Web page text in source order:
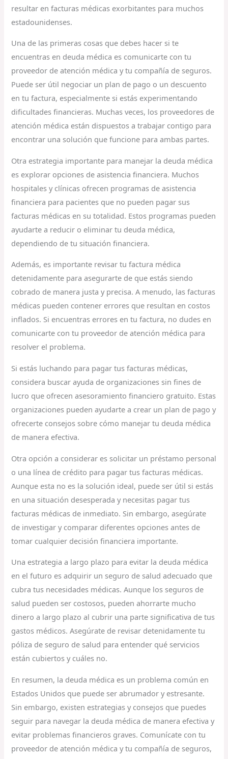
resultar en facturas médicas exorbitantes para muchos
estadounidenses.
Una de las primeras cosas que debes hacer si te
encuentras en deuda médica es comunicarte con tu
proveedor de atención médica y tu compañía de seguros.
Puede ser útil negociar un plan de pago o un descuento
en tu factura, especialmente si estás experimentando
dificultades financieras. Muchas veces, los proveedores de
atención médica están dispuestos a trabajar contigo para
encontrar una solución que funcione para ambas partes.
Otra estrategia importante para manejar la deuda médica
es explorar opciones de asistencia financiera. Muchos
hospitales y clínicas ofrecen programas de asistencia
financiera para pacientes que no pueden pagar sus
facturas médicas en su totalidad. Estos programas pueden
ayudarte a reducir o eliminar tu deuda médica,
dependiendo de tu situación financiera.
Además, es importante revisar tu factura médica
detenidamente para asegurarte de que estás siendo
cobrado de manera justa y precisa. A menudo, las facturas
médicas pueden contener errores que resultan en costos
inflados. Si encuentras errores en tu factura, no dudes en
comunicarte con tu proveedor de atención médica para
resolver el problema.
Si estás luchando para pagar tus facturas médicas,
considera buscar ayuda de organizaciones sin fines de
lucro que ofrecen asesoramiento financiero gratuito. Estas
organizaciones pueden ayudarte a crear un plan de pago y
ofrecerte consejos sobre cómo manejar tu deuda médica
de manera efectiva.
Otra opción a considerar es solicitar un préstamo personal
o una línea de crédito para pagar tus facturas médicas.
Aunque esta no es la solución ideal, puede ser útil si estás
en una situación desesperada y necesitas pagar tus
facturas médicas de inmediato. Sin embargo, asegúrate
de investigar y comparar diferentes opciones antes de
tomar cualquier decisión financiera importante.
Una estrategia a largo plazo para evitar la deuda médica
en el futuro es adquirir un seguro de salud adecuado que
cubra tus necesidades médicas. Aunque los seguros de
salud pueden ser costosos, pueden ahorrarte mucho
dinero a largo plazo al cubrir una parte significativa de tus
gastos médicos. Asegúrate de revisar detenidamente tu
póliza de seguro de salud para entender qué servicios
están cubiertos y cuáles no.
En resumen, la deuda médica es un problema común en
Estados Unidos que puede ser abrumador y estresante.
Sin embargo, existen estrategias y consejos que puedes
seguir para navegar la deuda médica de manera efectiva y
evitar problemas financieros graves. Comunícate con tu
proveedor de atención médica y tu compañía de seguros,